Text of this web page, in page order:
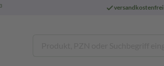
3 versandkostenfrei